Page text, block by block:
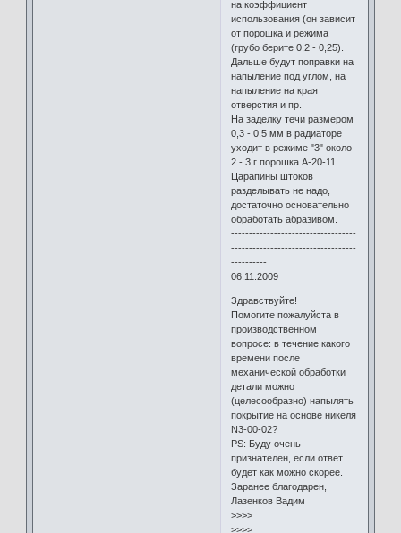
на коэффициент
использования (он зависит
от порошка и режима
(грубо берите 0,2 - 0,25).
Дальше будут поправки на
напыление под углом, на
напыление на края
отверстия и пр.
На заделку течи размером
0,3 - 0,5 мм в радиаторе
уходит в режиме "3" около
2 - 3 г порошка А-20-11.
Царапины штоков
разделывать не надо,
достаточно основательно
обработать абразивом.
-----------------------------------
-----------------------------------
----------
06.11.2009
Здравствуйте!
Помогите пожалуйста в
производственном
вопросе: в течение какого
времени после
механической обработки
детали можно
(целесообразно) напылять
покрытие на основе никеля
N3-00-02?
PS: Буду очень
признателен, если ответ
будет как можно скорее.
Заранее благодарен,
Лазенков Вадим
>>>>
>>>>